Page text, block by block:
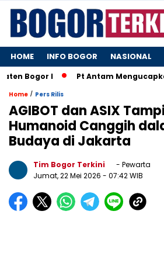
HOME INFO BOGOR NASIONAL
Bogor I Pt Antam
Home / Pers Rilis
AGIBOT dan ASIX
Humanoid Canggih
Budaya di Jakarta
Tim Bogor Terkini
- Pewarta
Jumat, 22 Mei 2026 - 07:42 WIB